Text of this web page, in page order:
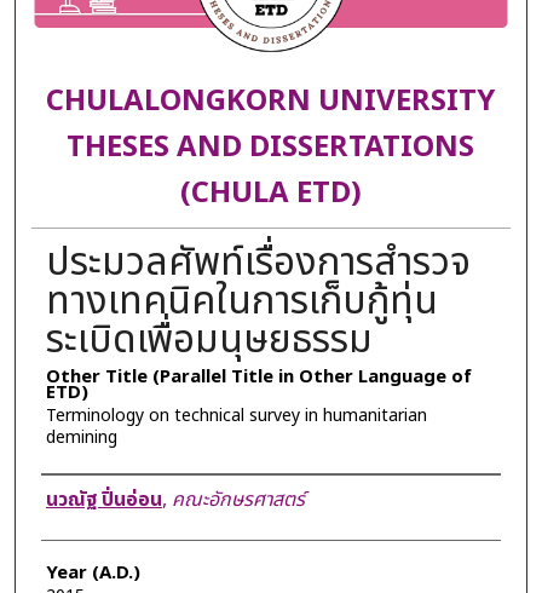
CHULALONGKORN UNIVERSITY
THESES AND DISSERTATIONS
(CHULA ETD)
ประมวลศัพท์เรื่องการสำรวจ
ทางเทคนิคในการเก็บกู้ทุ่น
ระเบิดเพื่อมนุษยธรรม
Other Title (Parallel Title in Other Language of
ETD)
Terminology on technical survey in humanitarian
demining
Author
นวณัฐ ปิ่นอ่อน, คณะอักษรศาสตร์
Year (A.D.)